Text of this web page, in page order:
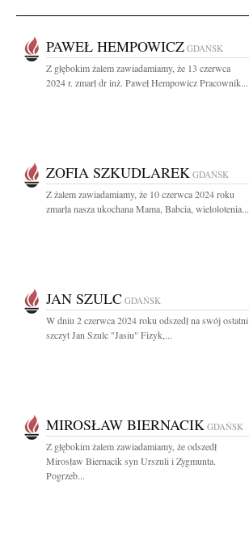
PAWEŁ HEMPOWICZ GDAŃSK
Z głębokim żalem zawiadamiamy, że 13 czerwca
2024 r. zmarł dr inż. Paweł Hempowicz Pracownik...
ZOFIA SZKUDLAREK GDAŃSK
Z żalem zawiadamiamy, że 10 czerwca 2024 roku
zmarła nasza ukochana Mama, Babcia, wielolotenia...
JAN SZULC GDAŃSK
W dniu 2 czerwca 2024 roku odszedł na swój ostatni
szczyt Jan Szulc "Jasiu" Fizyk,...
MIROSŁAW BIERNACIK GDAŃSK
Z głębokim żalem zawiadamiamy, że odszedł
Mirosław Biernacik syn Urszuli i Zygmunta.
Pogrzeb...